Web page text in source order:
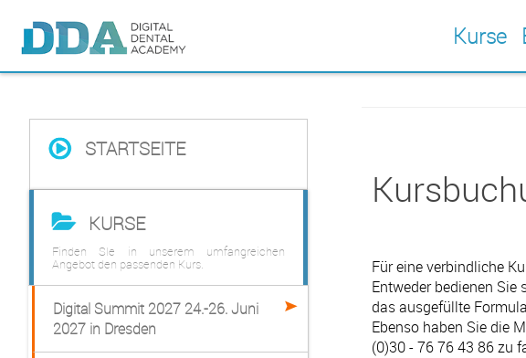
Kurse
STARTSEITE
KURSE
Finden SIe in unserem umfangreichen
Angebot den passenden Kurs.
Digital Summit 2027 24.-26. Juni
2027 in Dresden
Für eine verbindliche
Entweder bedienen Sie
das ausgefüllte
Ebenso haben Sie die
(0)30 - 76 76 43 86 zu